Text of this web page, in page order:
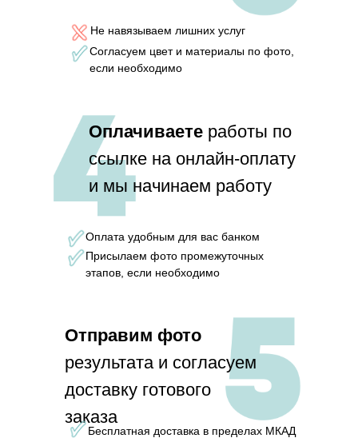
Согласуем цвет и материалы по фото,
если необходимо
Не навязываем лишних услуг
Бесплатная доставка в пределах МКАД
Присылаем фото промежуточных
этапов, если необходимо
Оплата удобным для вас банком
Оплачиваете работы по
ссылке на онлайн-оплату
и мы начинаем работу
Отправим фото
результата и согласуем
доставку готового
заказа